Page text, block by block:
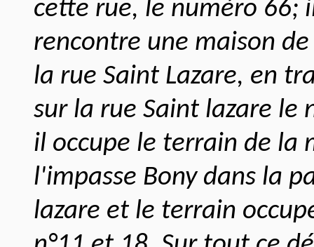
cette rue, le numéro 66;
rencontre une maison
la rue Saint Lazare, en
sur la rue Saint lazare le
il occupe le terrain de la
l'impasse Bony dans la
lazare et le terrain